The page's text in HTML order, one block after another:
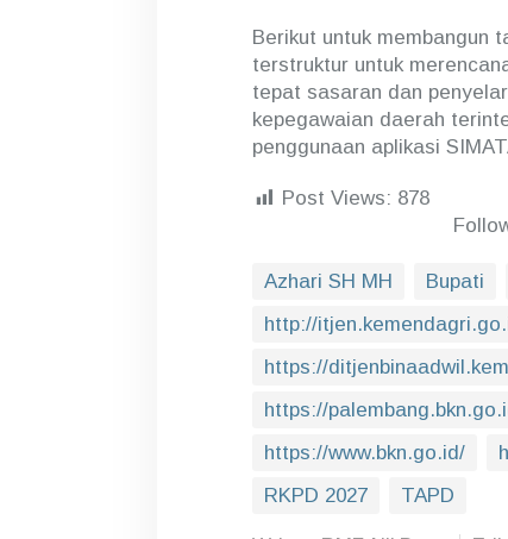
Berikut untuk membangun
terstruktur untuk
tepat sasaran dan
kepegawaian daerah
penggunaan aplikasi
Post Views: 878
Azhari SH MH Bupati
http://
https://
https://
https://www.bkn.go.id/
RKPD 2027
TAPD